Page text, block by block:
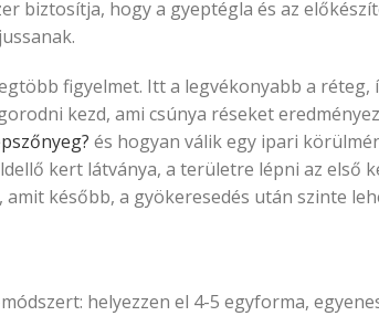
biztosítja, hogy a gyeptégla és az
figyelmet. Itt a legvékonyabb a
kezd, ami csúnya réseket
és hogyan válik egy ipari
kert látványa, a területre lépni az első
később, a gyökeresedés után szinte
helyezzen el 4-5 egyforma,